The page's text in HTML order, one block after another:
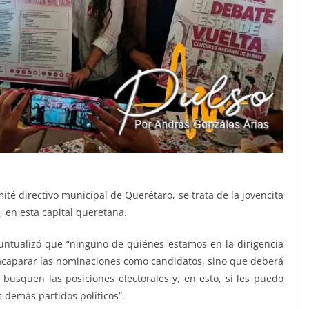
directivo municipal de Querétaro, se trata de la jovencita
en esta capital queretana.
que “ninguno de quiénes estamos en la dirigencia
las nominaciones como candidatos, sino que deberá
las posiciones electorales y, en esto, sí les puedo
partidos políticos”.